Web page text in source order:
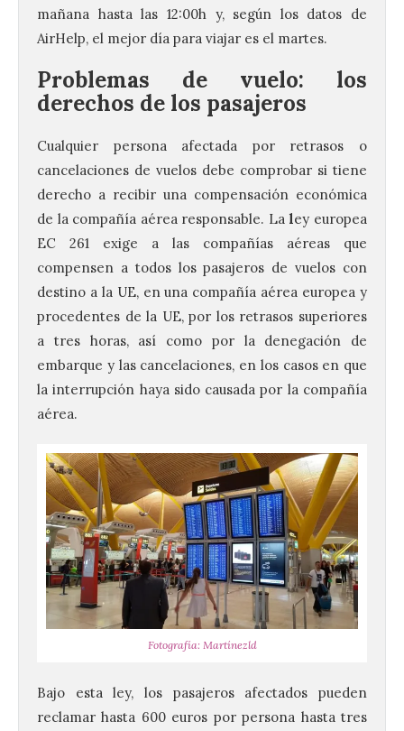
mañana hasta las 12:00h y, según los datos de
AirHelp, el mejor día para viajar es el martes.
Problemas de vuelo: los
derechos de los pasajeros
Cualquier persona afectada por retrasos o
cancelaciones de vuelos debe comprobar si tiene
derecho a recibir una compensación económica
de la compañía aérea responsable. La ley europea
EC 261 exige a las compañías aéreas que
compensen a todos los pasajeros de vuelos con
destino a la UE, en una compañía aérea europea y
procedentes de la UE, por los retrasos superiores
a tres horas, así como por la denegación de
embarque y las cancelaciones, en los casos en que
la interrupción haya sido causada por la compañía
aérea.
Fotografía: Martínezld
Bajo esta ley, los pasajeros afectados pueden
reclamar hasta 600 euros por persona hasta tres